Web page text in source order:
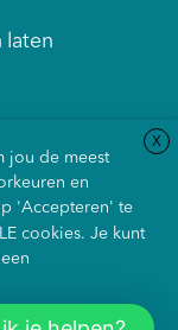
laten
Sitemap
X
jou de meest
en
'Accepteren' te
cookies. Je kunt
Weiger alles